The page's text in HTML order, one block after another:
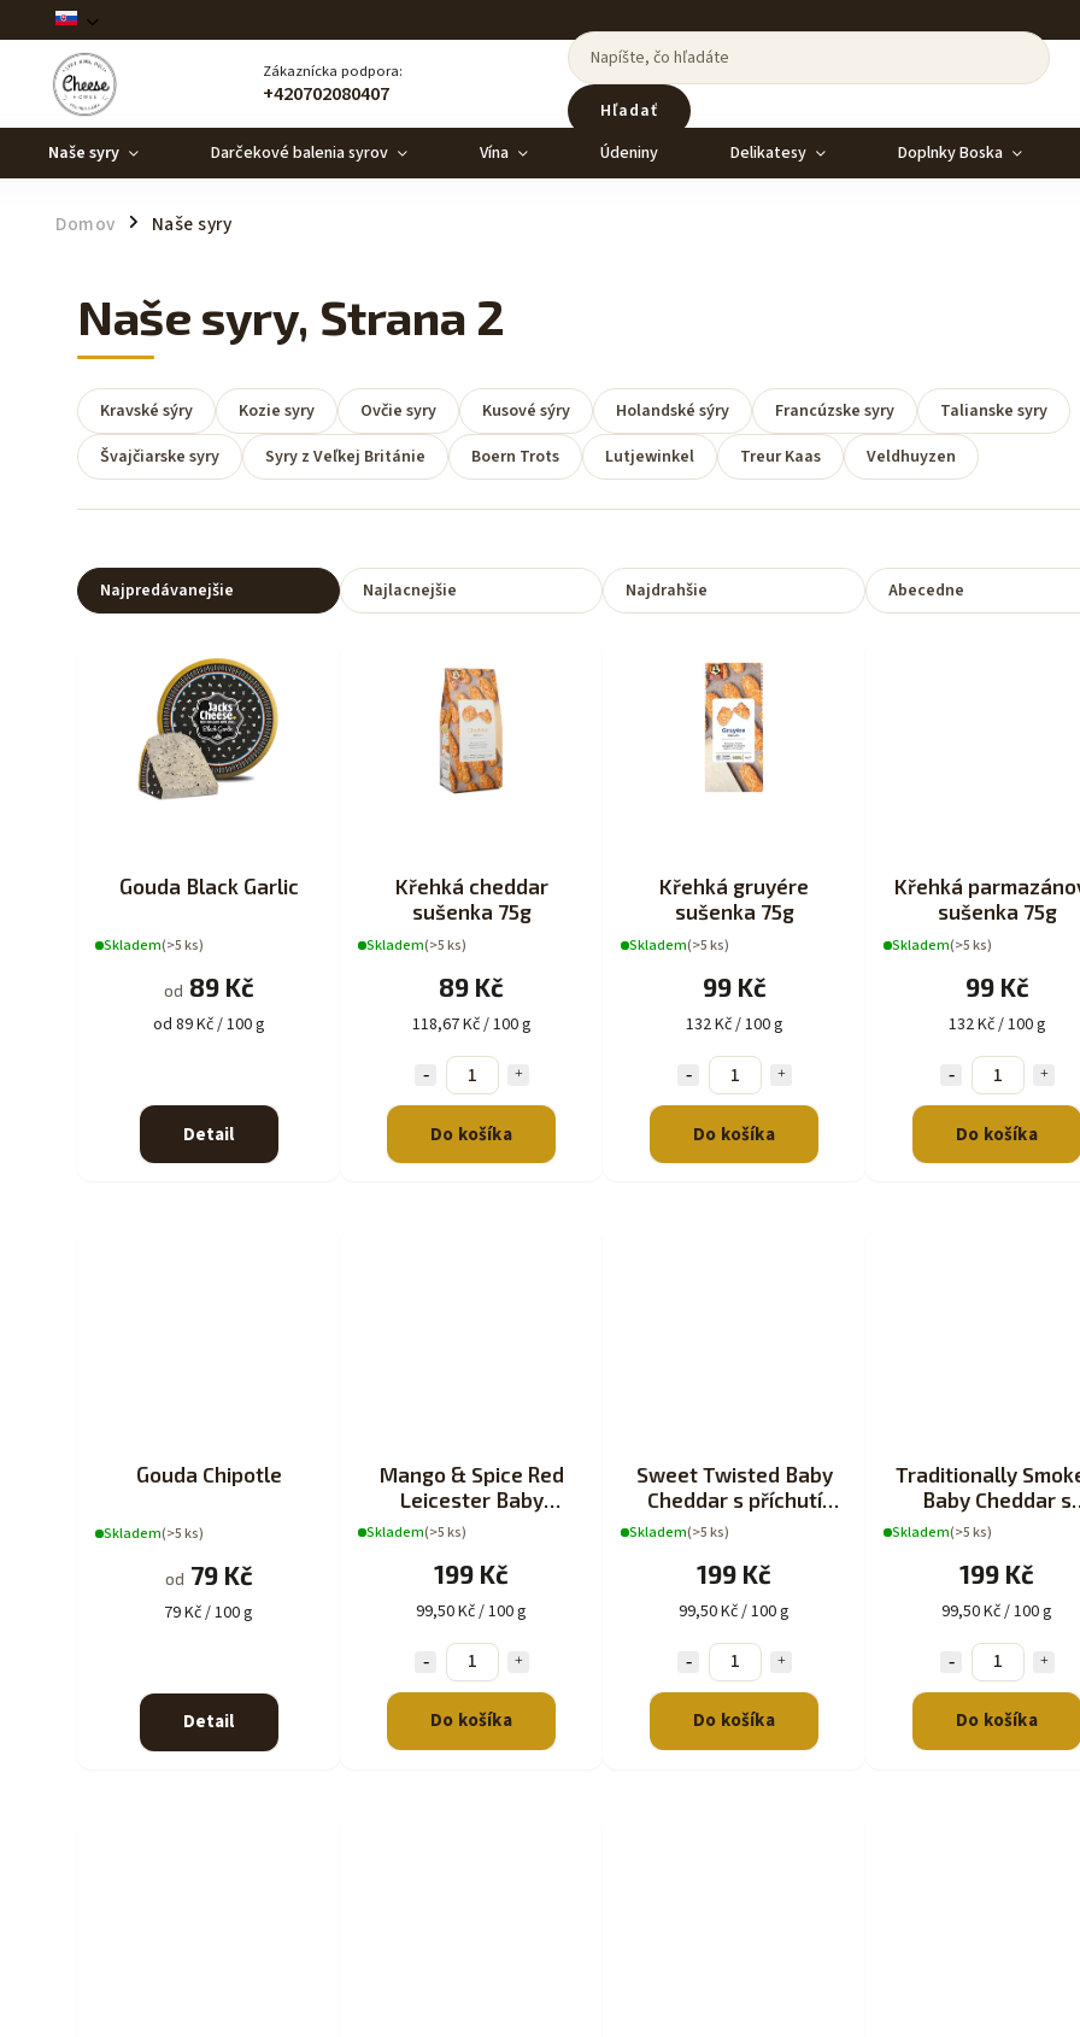
Zákaznícka podpora:
+420702080407
Hľadať
Naše syry
Darčekové balenia syrov Vína Údeniny Delikatesy Doplnky Boska
Domov / Naše syry
Naše syry, Strana 2
Kravské sýry Kozie syry Ovčie syry Kusové sýry Holandské sýry Francúzske syry
Talianske syry
Švajčiarske syry
Syry z Veľkej Británie Boern Trots Lutjewinkel Treur Kaas Veldhuyzen
Najpredávanejšie Najlacnejšie Najdrahšie Abecedne
Gouda Black Garlic
Skladem(>5 ks)
od 89 Kč
od 89 Kč / 100 g
Detail
Křehká cheddar
sušenka 75g
Skladem(>5 ks)
89 Kč
118,67 Kč / 100 g
Do košíka
Křehká gruyére
sušenka 75g
Skladem(>5 ks)
99 Kč
132 Kč / 100 g
Do košíka
Křehká
sušenka 75g
Skladem(>5 ks)
99 Kč
132 Kč / 100 g
Do košíka
Gouda Chipotle
Skladem(>5 ks)
od 79 Kč
79 Kč / 100 g
Detail
Mango & Spice Red
Leicester Baby
Cheddar s příchutí
Skladem(>5 ks)
199 Kč
99,50 Kč / 100 g
Do košíka
Sweet Twisted Baby
Cheddar s příchutí
200g
Skladem(>5 ks)
199 Kč
99,50 Kč / 100 g
Do košíka
Traditionally
Baby Cheddar s
příchutí 200g
Skladem(>5 ks)
199 Kč
99,50 Kč / 100 g
Do košíka